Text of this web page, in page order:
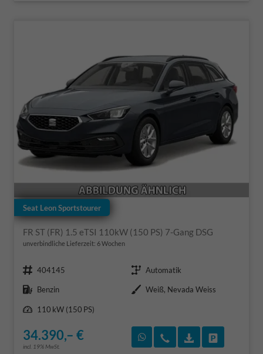
Seat Leon Sportstourer
FR ST (FR) 1.5 eTSI 110kW (150 PS) 7-Gang DSG
unverbindliche Lieferzeit: 6 Wochen
Fahrzeugnr. 404145 Getriebe Automatik
Kraftstoff Benzin Außenfarbe Weiß, Nevada Weiss
Leistung
110 kW (150 PS)
34.390,– €
incl. 19% MwSt.
Rückruf vereinbaren
Wir rufen Sie an